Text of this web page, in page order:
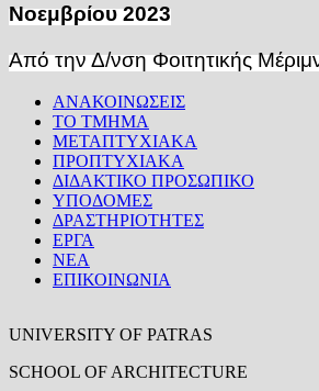
Νοεμβρίου 2023
Από την Δ/νση Φοιτητικής
ΑΝΑΚΟΙΝΩΣΕΙΣ
ΤΟ ΤΜΗΜΑ
ΜΕΤΑΠΤΥΧΙΑΚΑ
ΠΡΟΠΤΥΧΙΑΚΑ
ΔΙΔΑΚΤΙΚΟ ΠΡΟΣΩΠΙΚΟ
ΥΠΟΔΟΜΕΣ
ΔΡΑΣΤΗΡΙΟΤΗΤΕΣ
ΕΡΓΑ
ΝΕΑ
ΕΠΙΚΟΙΝΩΝΙΑ
UNIVERSITY OF PATRAS
SCHOOL OF ARCHITECTURE